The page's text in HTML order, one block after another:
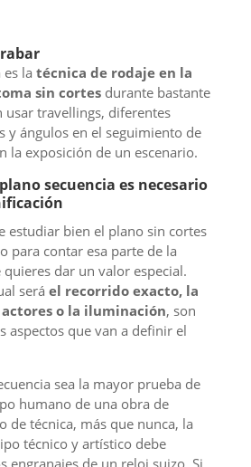
es la técnica de rodaje en la
sin cortesdurante bastante
usar travellings, diferentes
y ángulos en el seguimiento de
la exposición de un escenario.
secuencia es necesario
estudiar bien el plano sin cortes
para contar esa parte de la
dar un valor especial.
será el recorrido exacto, la
o la iluminación, son
aspectos que van a definir el
sea la mayor prueba de
humano de una obra de
de técnica, más que nunca, la
técnico y artístico debe
engranajes de un reloj suizo. Si